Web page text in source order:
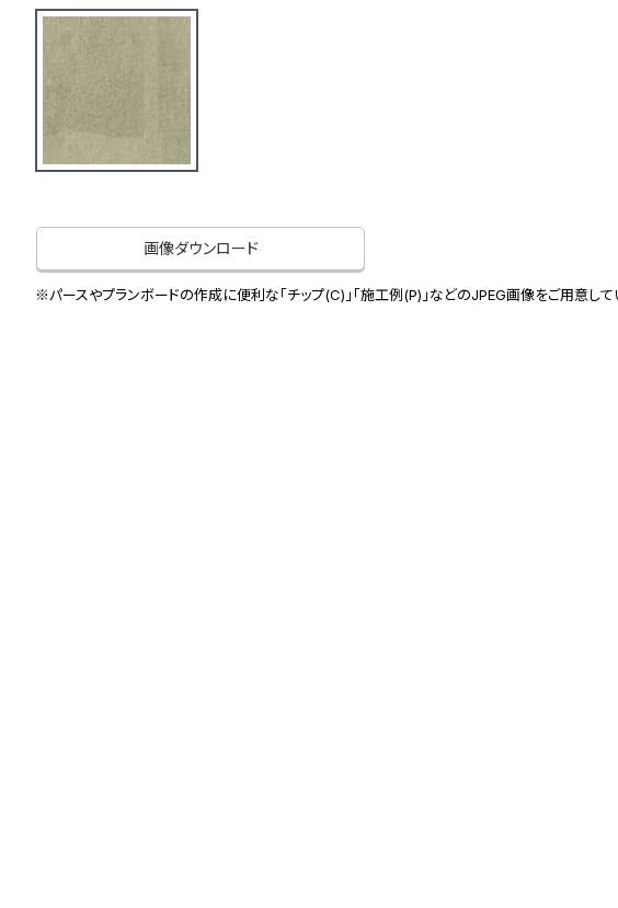
画像ダウンロード
※パースやプランボードの作成に便利な「チップ(C)」「施工例(P)」などのJPEG画像をご用意して